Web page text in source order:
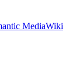
MediaWiki